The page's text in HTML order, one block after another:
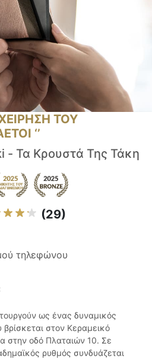
ΤΟΥ
‘’
- Τα Κρουστά Της Τάκη
(29)
τηλεφώνου
ως ένας δυναμικός
στον Κεραμεικό
στην οδό Πλαταιών 10. Σε
ρυθμός συνδυάζεται